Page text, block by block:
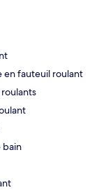
en fauteuil roulant
bain